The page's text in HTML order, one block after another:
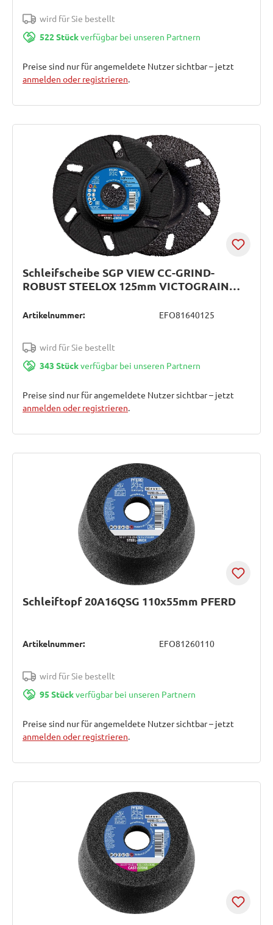
wird für Sie bestellt
522 Stückverfügbar bei unseren Partnern
Preise sind nur für angemeldete Nutzer sichtbar – jetzt
anmelden oder registrieren.
Schleifscheibe SGP VIEW CC-GRIND-
ROBUST STEELOX 125mm VICTOGRAIN
Artikelnummer: EFO81640125
wird für Sie bestellt
343 Stückverfügbar bei unseren Partnern
Preise sind nur für angemeldete Nutzer sichtbar – jetzt
anmelden oder registrieren.
Schleiftopf 20A16QSG 110x55mm PFERD
Artikelnummer: EFO81260110
wird für Sie bestellt
95 Stückverfügbar bei unseren Partnern
Preise sind nur für angemeldete Nutzer sichtbar – jetzt
anmelden oder registrieren.